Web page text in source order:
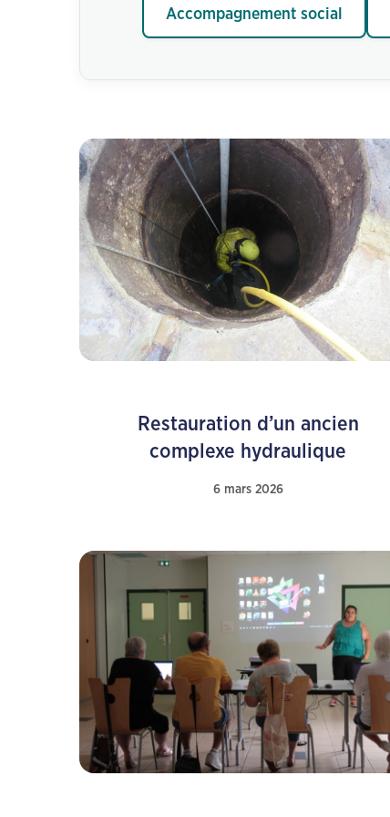
Accompagnement social
Restauration d’un ancien
complexe hydraulique
6 mars 2026